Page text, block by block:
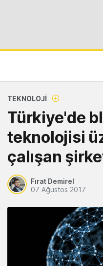
TEKNOLOJI
Türkiye'de
teknolojisi
çalışan
Fırat Demirel
07 Ağustos 2017